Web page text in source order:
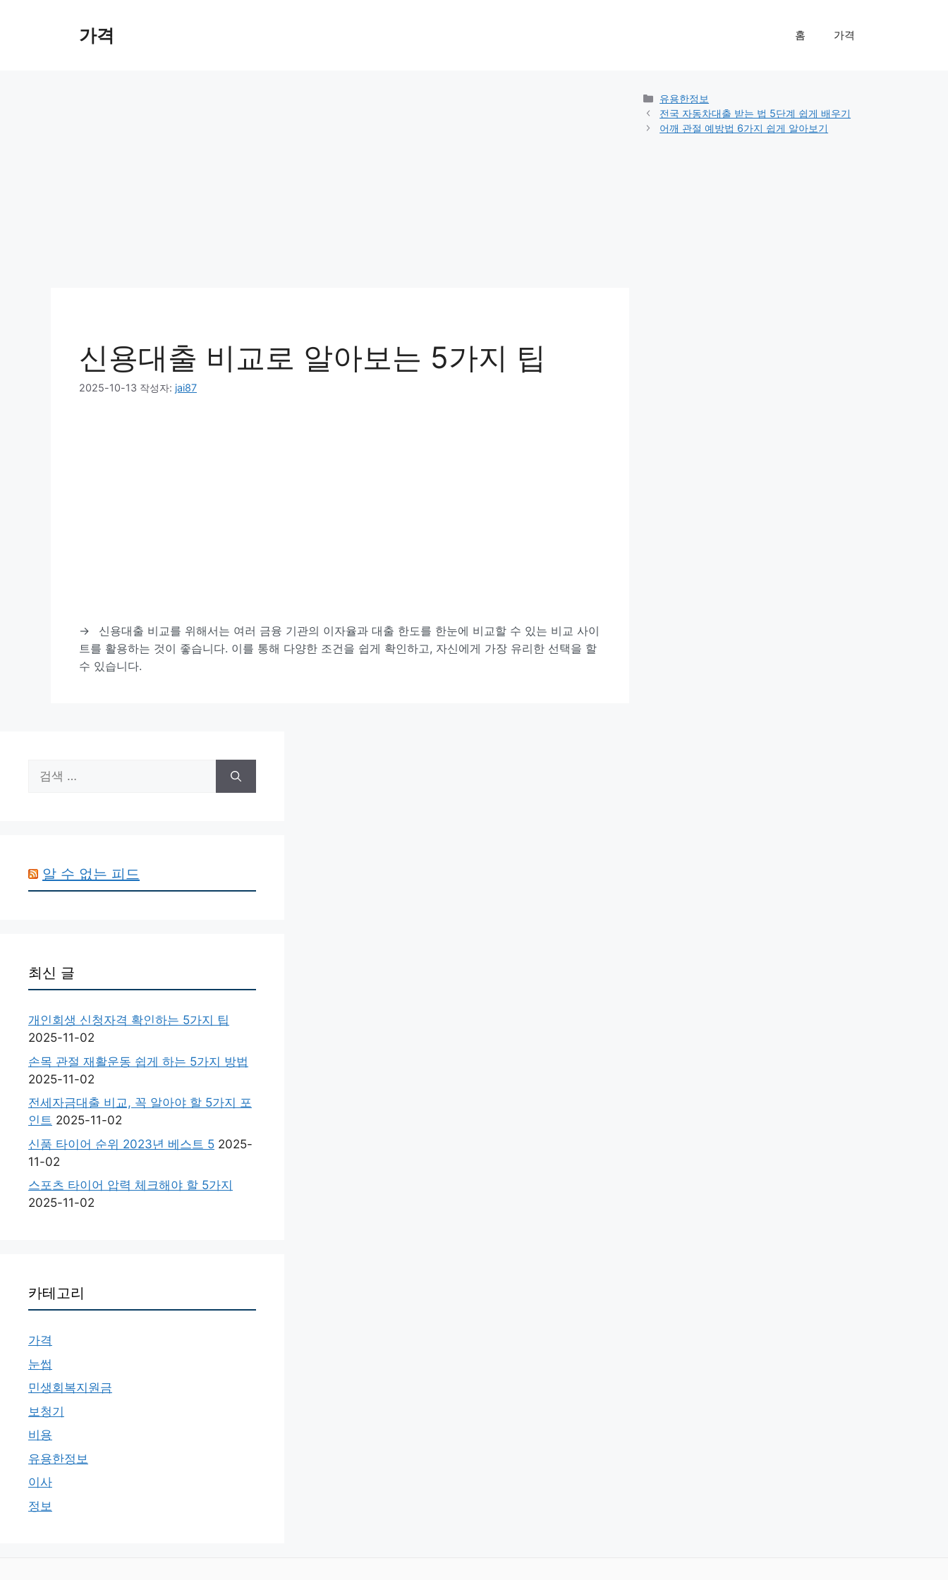
가격 홈 가격
신용대출 비교로 알아보는 5가지 팁
2025-10-13 작성자: jai87
→
신용대출 비교를 위해서는 여러 금융 기관의 이자율과 대출 한도를 한눈에 비교할 수 있는 비교 사이
트를 활용하는 것이 좋습니다. 이를 통해 다양한 조건을 쉽게 확인하고, 자신에게 가장 유리한 선택을 할
수 있습니다.
카
테
고
유용한정보
전국 자동차대출 받는 법 5단계 쉽게 배우기
어깨 관절 예방법 6가지 쉽게 알아보기
색:
알 수 없는 피드
최신 글
개인회생 신청자격 확인하는 5가지 팁
2025-11-02
손목 관절 재활운동 쉽게 하는 5가지 방법
2025-11-02
전세자금대출 비교, 꼭 알아야 할 5가지 포
인트 2025-11-02
신품 타이어 순위 2023년 베스트 5 2025-
11-02
스포츠 타이어 압력 체크해야 할 5가지
2025-11-02
카테고리
가격
눈썹
민생회복지원금
보청기
비용
유용한정보
이사
정보